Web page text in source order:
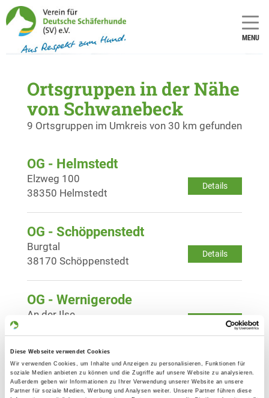
Diese Webseite verwendet Cookies
Wir verwenden Cookies, um Inhalte und Anzeigen zu personalisieren, Funktionen für
soziale Medien anbieten zu können und die Zugriffe auf unsere Website zu analysieren.
Außerdem geben wir Informationen zu Ihrer Verwendung unserer Website an unsere
Partner für soziale Medien, Werbung und Analysen weiter. Unsere Partner führen diese
MENU
Ortsgruppen in der Nähe
von Schwanebeck
9 Ortsgruppen im Umkreis von 30 km gefunden
OG - Helmstedt
Details
Elzweg 100
38350 Helmstedt
OG - Schöppenstedt
Details
Burgtal
38170 Schöppenstedt
OG - Wernigerode
Details
An der Ilse
OG - Weddersleben
Details
Quedlinburger Straße